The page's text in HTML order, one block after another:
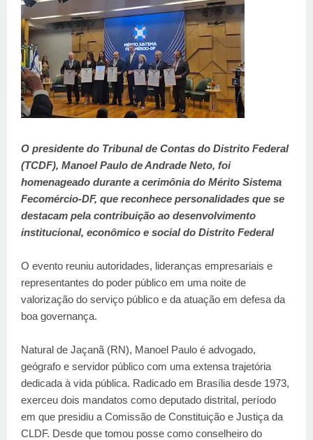
O presidente do Tribunal de Contas do Distrito Federal
(TCDF), Manoel Paulo de Andrade Neto, foi
homenageado durante a cerimônia do Mérito Sistema
Fecomércio-DF, que reconhece personalidades que se
destacam pela contribuição ao desenvolvimento
institucional, econômico e social do Distrito Federal
O evento reuniu autoridades, lideranças empresariais e
representantes do poder público em uma noite de
valorização do serviço público e da atuação em defesa da
boa governança.
Natural de Jaçanã (RN), Manoel Paulo é advogado,
geógrafo e servidor público com uma extensa trajetória
dedicada à vida pública. Radicado em Brasília desde 1973,
exerceu dois mandatos como deputado distrital, período
em que presidiu a Comissão de Constituição e Justiça da
CLDF. Desde que tomou posse como conselheiro do